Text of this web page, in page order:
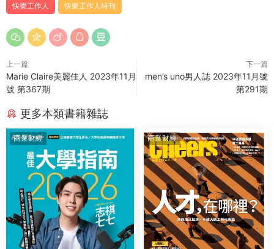
快樂工作人 快樂工作人特刊
上一篇
Marie Claire美麗佳人 2023年11月
號 第367期
下一篇
men’s uno男人誌 2023年11月號
第291期
更多本類書籍雜誌
商業财經 商業财經